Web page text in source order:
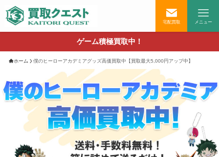
宅配買取 メニュー
ゲーム積極買取中！
ホーム 僕のヒーローアカデミアグッズ高価買取中【買取最大5,000円アップ中】